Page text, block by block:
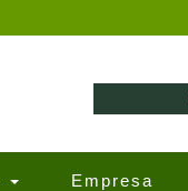
Empresa